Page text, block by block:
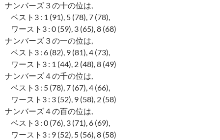
ナンバーズ３の十の位は,
ベスト3 : 1 (91), 5 (78), 7 (78),
ワースト3 : 0 (59), 3 (65), 8 (68)
ナンバーズ３の一の位は,
ベスト3 : 6 (82), 9 (81), 4 (73),
ワースト3 : 1 (44), 2 (48), 8 (49)
ナンバーズ４の千の位は,
ベスト3 : 5 (78), 7 (67), 4 (66),
ワースト3 : 3 (52), 9 (58), 2 (58)
ナンバーズ４の百の位は,
ベスト3 : 0 (76), 3 (71), 6 (69),
ワースト3 : 9 (52), 5 (56), 8 (58)